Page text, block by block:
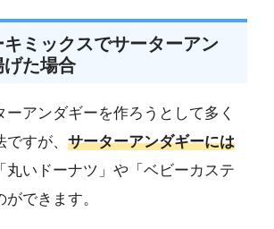
ミックスでサーターアン
げた場合
ーアンダギーを作ろうとして多く
すが、 サーターアンダギーには
丸いドーナツ」や「ベビーカステ
できます。